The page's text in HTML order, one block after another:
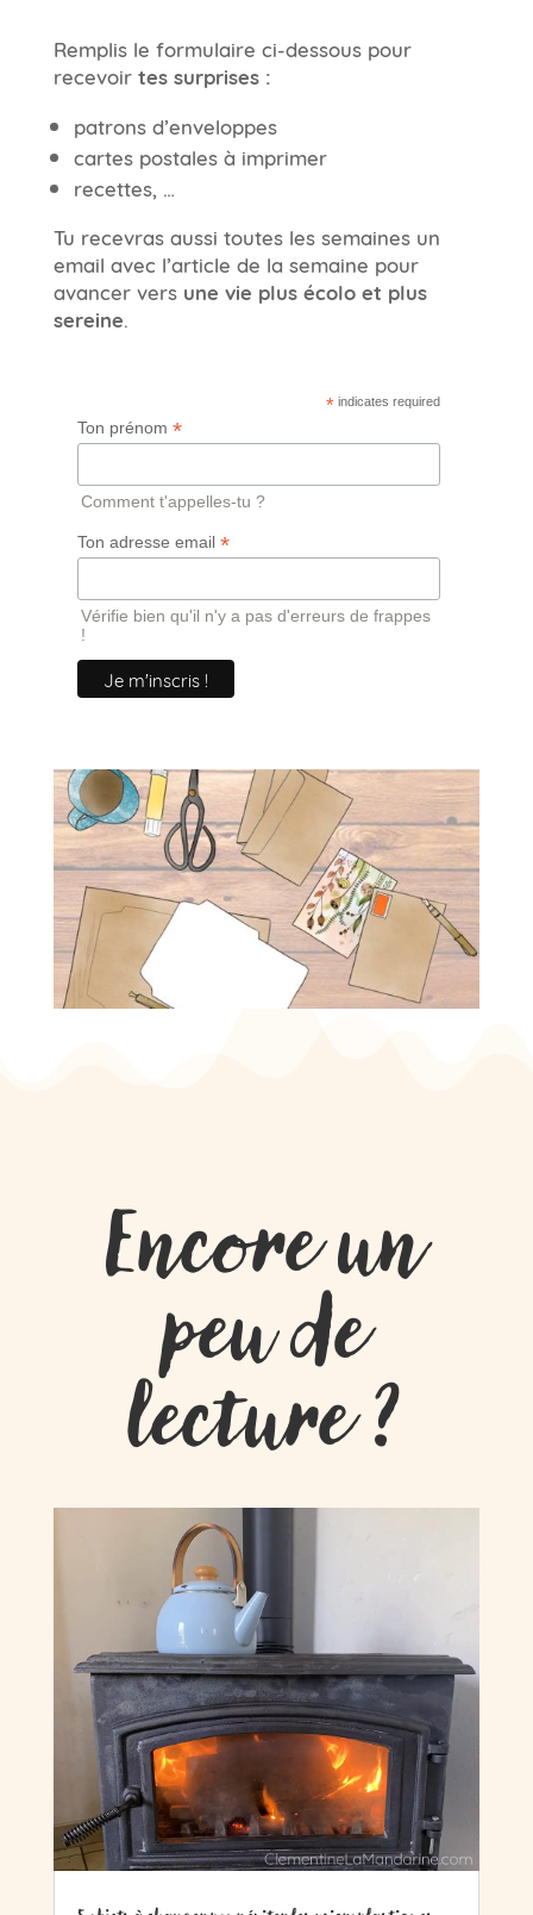
Remplis le formulaire ci-dessous pour
recevoir tes surprises :
patrons d’enveloppes
cartes postales à imprimer
recettes, …
Tu recevras aussi toutes les semaines un
email avec l’article de la semaine pour
avancer vers une vie plus écolo et plus
sereine
* indicates required
Ton prénom *
Comment t'appelles-tu ?
Ton adresse email *
Vérifie bien qu'il n'y a pas d'erreurs de frappes
!
Encore un
peu de
lecture ?